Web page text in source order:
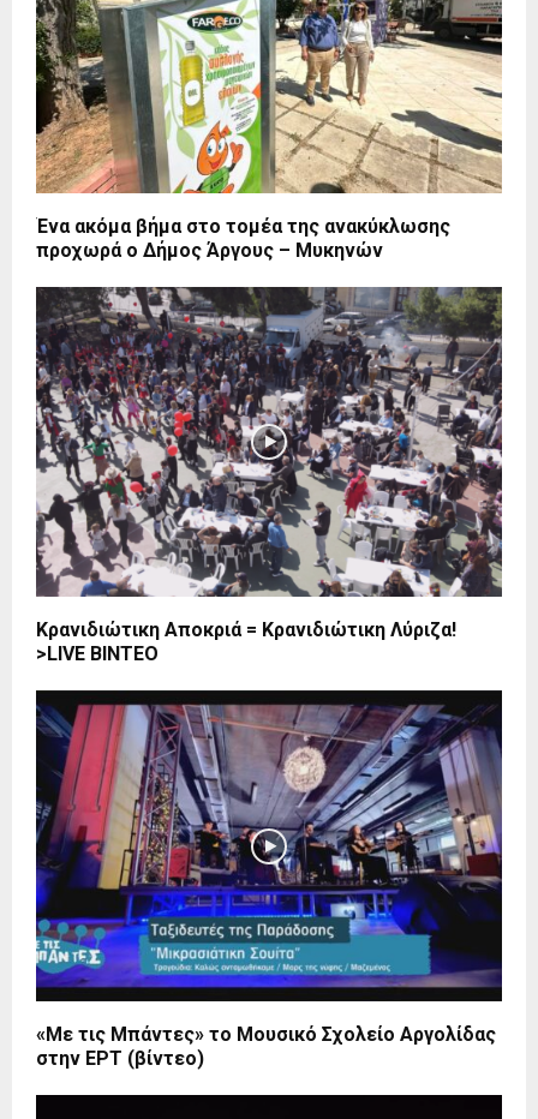
Ένα ακόμα βήμα στο τομέα της ανακύκλωσης
προχωρά ο Δήμος Άργους – Μυκηνών
Κρανιδιώτικη Αποκριά = Κρανιδιώτικη Λύριζα!
>LIVE BINTEO
«Με τις Μπάντες» το Μουσικό Σχολείο Αργολίδας
στην ΕΡΤ (βίντεο)